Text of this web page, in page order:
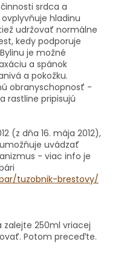
srdca a
hladinu
udržovať normálne
kedy podporuje
je možné
a spánok
a pokožku.
obranyschopnosť -
rastline pripisujú
(z dňa 16. mája 2012),
uvádzať
- viac info je
tuzobnik-brestovy/
zalejte 250ml vriacej
Potom preceďte.